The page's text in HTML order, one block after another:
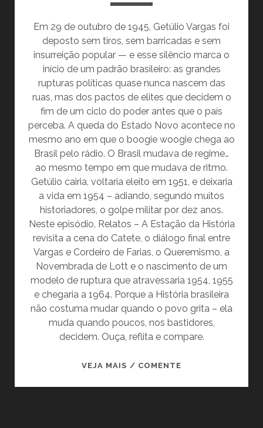
Em 29 de outubro de 1945, Getúlio Vargas foi
deposto sem tiros, sem barricadas e sem
insurreição popular — e esse silêncio marca o
início de um padrão brasileiro: as grandes
rupturas políticas quase nunca nascem das
ruas, mas dos pactos de elites que decidem o
fim de um ciclo do poder antes que o país
perceba. A queda do Estado Novo acontece no
mesmo ano em que o boogie woogie chega ao
Brasil pelo rádio. O Brasil mudava de regime…
ao mesmo tempo em que mudava de ritmo.
Getúlio cairia, voltaria eleito em 1951, e deixaria
a vida em 1954 – adiando, segundo muitos
historiadores, o golpe militar por dez anos.
Neste episódio, Relatos – A Estação da História
revisita a cena do Catete, o diálogo final entre
Vargas e Cordeiro de Farias, o Queremismo, a
Novembrada de Lott e o nascimento de um
modelo de ruptura que atravessaria 1954, 1955
e chegaria a 1964. Porque a História brasileira
não costuma mudar quando o povo grita – ela
muda quando poucos, nos bastidores,
decidem. Ouça, reflita e compare.
VEJA MAIS / COMENTEBOOGIE